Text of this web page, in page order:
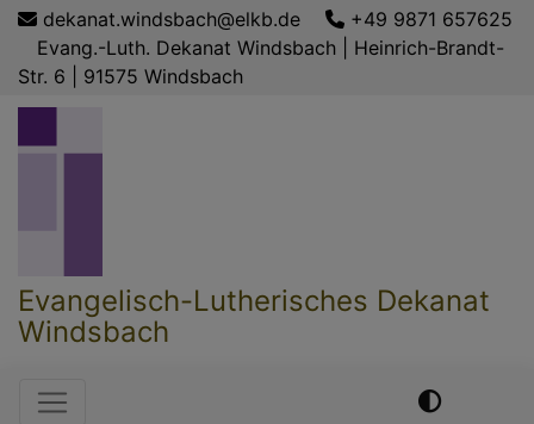
Direkt
Inhalt
dekanat.windsbach@elkb.de
+49 9871 657625
Evang.-Luth. Dekanat Windsbach | Heinrich-Brandt-
Str. 6 | 91575 Windsbach
Evangelisch-Lutherisches Dekanat
Windsbach
Hauptnavigation